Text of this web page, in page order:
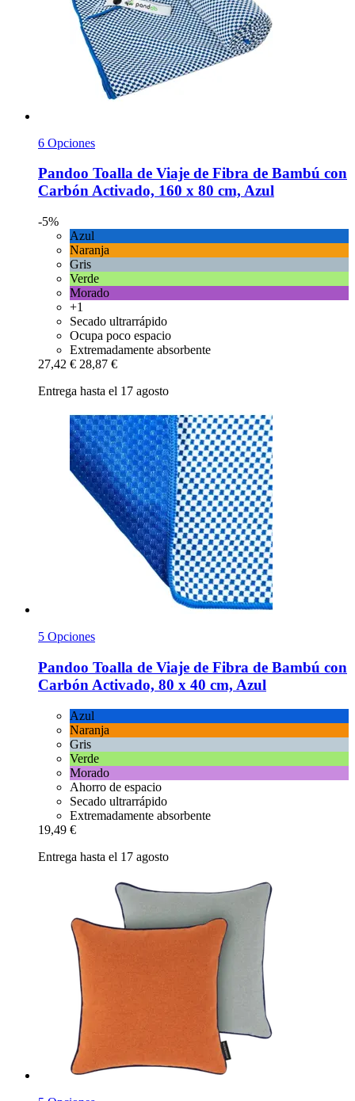
6 Opciones
Pandoo Toalla de Viaje de Fibra de Bambú con
Carbón Activado, 160 x 80 cm, Azul
-5%
Azul
Naranja
Gris
Verde
Morado
+1
Secado ultrarrápido
Ocupa poco espacio
Extremadamente absorbente
27,42 € 28,87 €
Entrega hasta el 17 agosto
5 Opciones
Pandoo Toalla de Viaje de Fibra de Bambú con
Carbón Activado, 80 x 40 cm, Azul
Azul
Naranja
Gris
Verde
Morado
Ahorro de espacio
Secado ultrarrápido
Extremadamente absorbente
19,49 €
Entrega hasta el 17 agosto